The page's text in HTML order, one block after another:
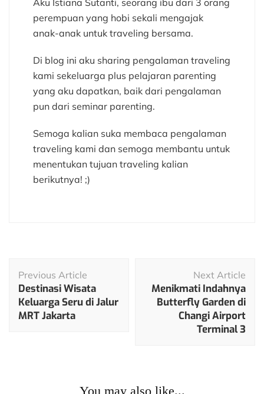
perempuan yang hobi sekali mengajak
anak-anak untuk traveling bersama.
Di blog ini aku sharing pengalaman traveling
kami sekeluarga plus pelajaran parenting
yang aku dapatkan, baik dari pengalaman
pun dari seminar parenting.
Semoga kalian suka membaca pengalaman
traveling kami dan semoga membantu untuk
menentukan tujuan traveling kalian
berikutnya! ;)
Navigation
Previous Article
Destinasi Wisata
Keluarga Seru di Jalur
MRT Jakarta
Next Article
Menikmati Indahnya
Butterfly Garden di
Changi Airport
Terminal 3
You may also like...